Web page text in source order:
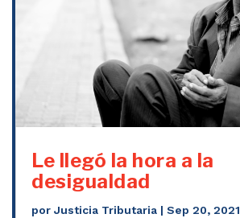
Le llegó la hora a la
desigualdad
porJusticia Tributaria |Sep 20, 2021